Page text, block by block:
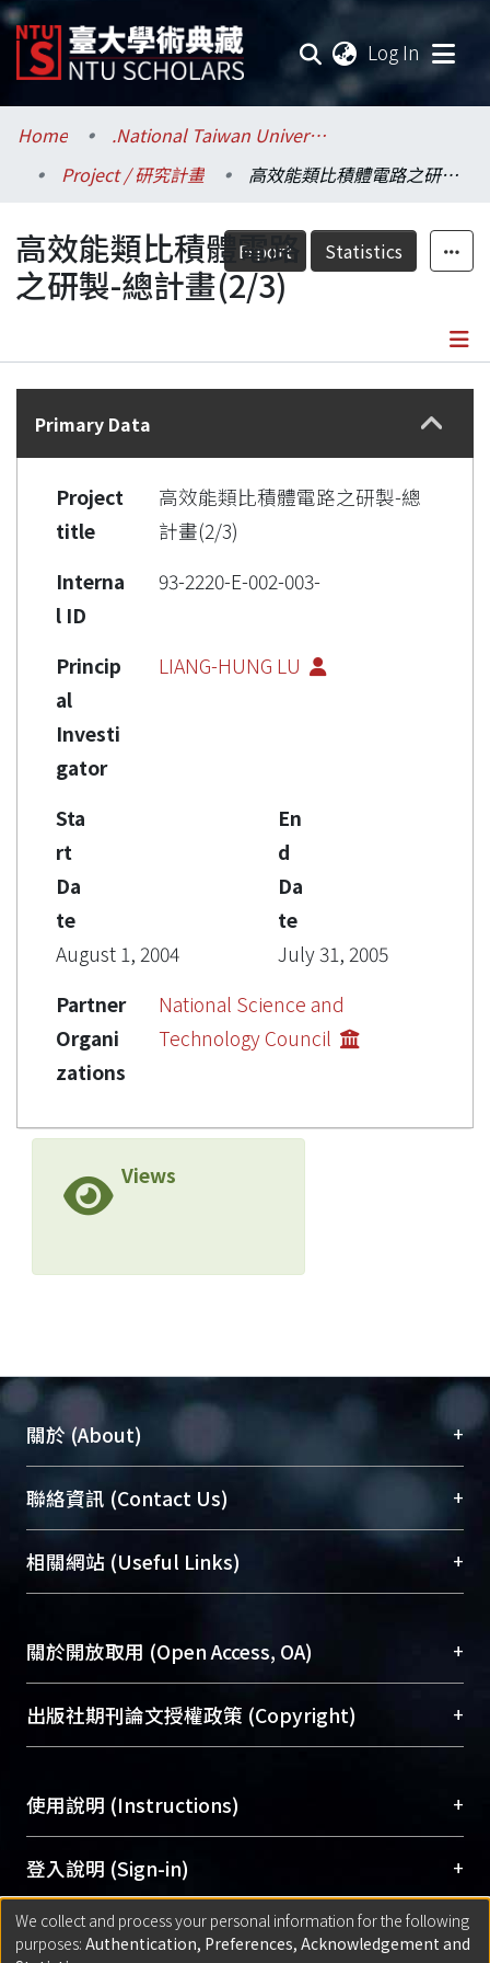
Log In
Communities & Collections
Research Outputs
Fundings & Projects
Researchers
Statistics
Home
.National Taiwan University / 國立臺灣大學
Project / 研究計畫
高效能類比積體電路之研製-總計畫(2/3)
Export Statistics
高效能類比積體電路
之研製-總計畫(2/3)
Details
Primary Data
Project
title
高效能類比積體電路之研製-總
計畫(2/3)
Interna
l ID
93-2220-E-002-003-
Princip
al
Investi
gator
LIANG-HUNG LU
Sta
rt
Da
te
August 1, 2004
En
d
Da
te
July 31, 2005
Partner
Organi
zations
National Science and
Technology Council
Views
關於 (About) +
臺大位居世界頂尖大學之列，為永久珍藏及向國際
展現本校豐碩的研究成果及學術能量，圖書館整合
機構典藏（NTUR）與學術庫（AH）不同功能平
台，成為臺大學術典藏NTU scholars。期能整合研
成果。
To permanently archive and promote researcher
profiles and scholarly works, Library integrates the
services of “NTU Repository” with “Academic
聯絡資訊 (Contact Us) +
總館學科館員(Main Library)
醫學圖書館學科館員(Medical Library)
Sciences Library)
相關網站 (Useful Links) +
關於開放取用 (Open Access, OA) +
開放取用是從使用者角度提升資訊取用性的社會運
動，應用在學術研究上是透過將研究著作公開供使
用逐年攀升。同時可加速研究發展、提升研究影響
Archive）平台。 （點選深入了解OA）
出版社期刊論文授權政策 (Copyright) +
含部分內容的版權非匯入者所有，或由第三方贊
助與合作完成，請確認該版權所有者及第三方同
意提供此授權。
Please represent that the submission is your
original work, and that you have the right to
grant the rights to upload.
使用說明 (Instructions) +
網站簡介(Quickstart Guide)
使用手冊(Instruction Manual)
線上預約服務(Booking Service)
登入說明 (Sign-in) +
方案一：臺灣大學計算機中心帳號登入
匯入著作 (Submission) +
We collect and process your personal information for the following
purposes: Authentication, Preferences, Acknowledgement and